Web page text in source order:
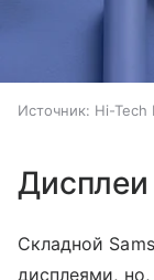
Источник: Hi-Tech
Дисплеи
Складной
дисплеями,